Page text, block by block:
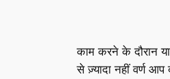
काम करने के दौरान
से ज़्यादा नहीं वर्ण